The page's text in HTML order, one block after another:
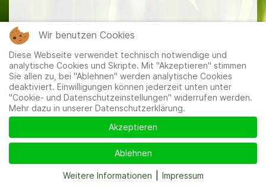
Mitglieder| Impressum|Datenschutzerklärung
Wir benutzen Cookies
Diese Webseite verwendet technisch notwendige und
analytische Cookies und Skripte. Mit "Akzeptieren" stimmen
Sie allen zu, bei "Ablehnen" werden analytische Cookies
deaktiviert. Einwilligungen können jederzeit unten unter
"Cookie- und Datenschutzeinstellungen" widerrufen werden.
Mehr dazu in unserer Datenschutzerklärung.
Akzeptieren
Ablehnen
Weitere Informationen Impressum